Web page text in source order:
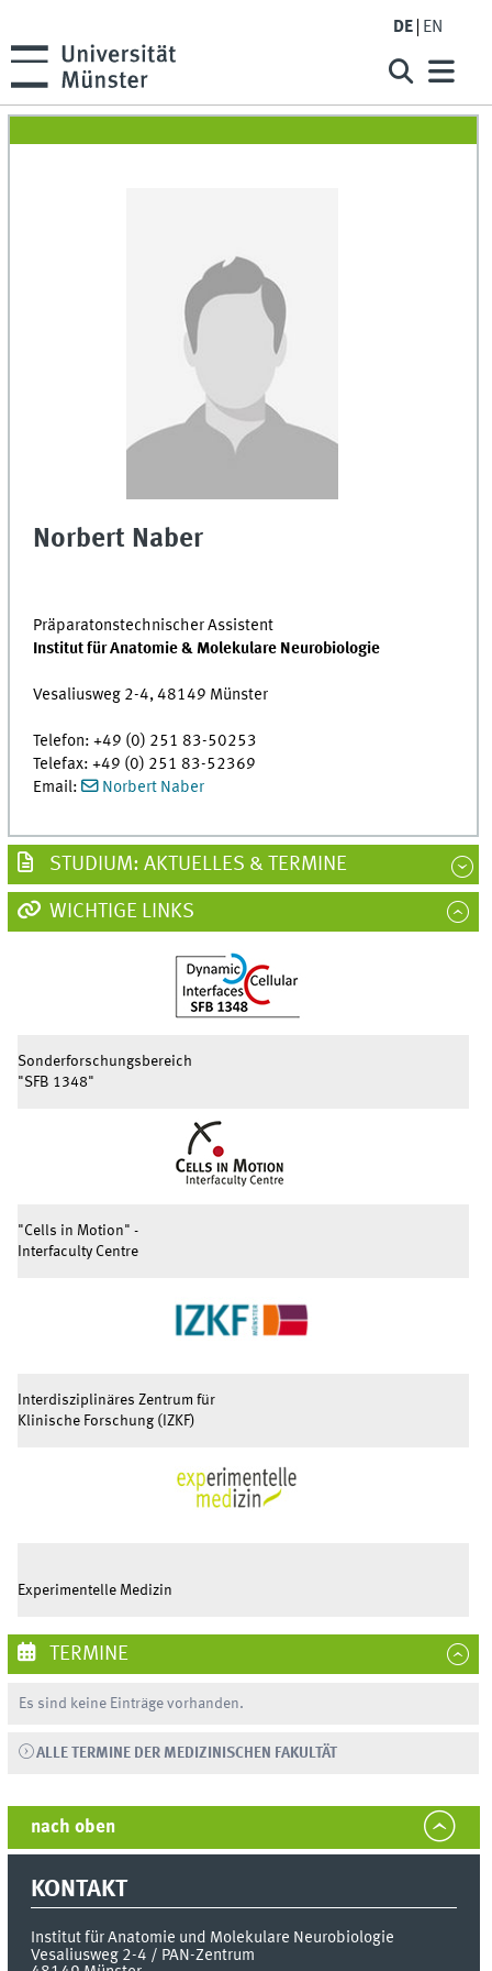
DE EN
Norbert Naber
Präparatonstechnischer Assistent
Institut für Anatomie & Molekulare Neurobiologie
Vesaliusweg 2-4, 48149 Münster
Telefon: +49 (0) 251 83-50253
Telefax: +49 (0) 251 83-52369
Email:
Norbert Naber
STUDIUM: AKTUELLES & TERMINE
WICHTIGE LINKS
Sonderforschungsbereich
"SFB 1348"
"Cells in Motion" -
Interfaculty Centre
Interdisziplinäres Zentrum für
Klinische Forschung (IZKF)
Experimentelle Medizin
TERMINE
Es sind keine Einträge vorhanden.
ALLE TERMINE DER MEDIZINISCHEN FAKULTÄT
nach oben
KONTAKT
Institut für Anatomie und Molekulare Neurobiologie
Vesaliusweg 2-4 / PAN-Zentrum